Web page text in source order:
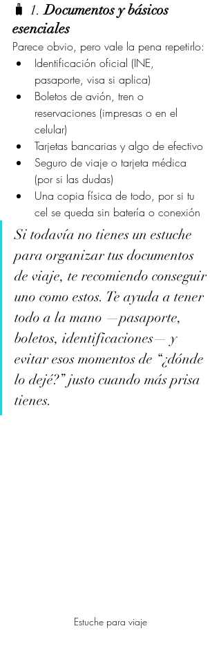
🧳 1. Documentos y básicos
esenciales
Parece obvio, pero vale la pena repetirlo:
Identificación oficial (INE,
pasaporte, visa si aplica)
Boletos de avión, tren o
reservaciones (impresas o en el
celular)
Tarjetas bancarias y algo de efectivo
Seguro de viaje o tarjeta médica
(por si las dudas)
Una copia física de todo, por si tu
cel se queda sin batería o conexión
Si todavía no tienes un estuche
para organizar tus documentos
de viaje, te recomiendo conseguir
uno como estos. Te ayuda a tener
todo a la mano —pasaporte,
boletos, identificaciones— y
evitar esos momentos de “¿dónde
lo dejé?” justo cuando más prisa
tienes.
Estuche para viaje